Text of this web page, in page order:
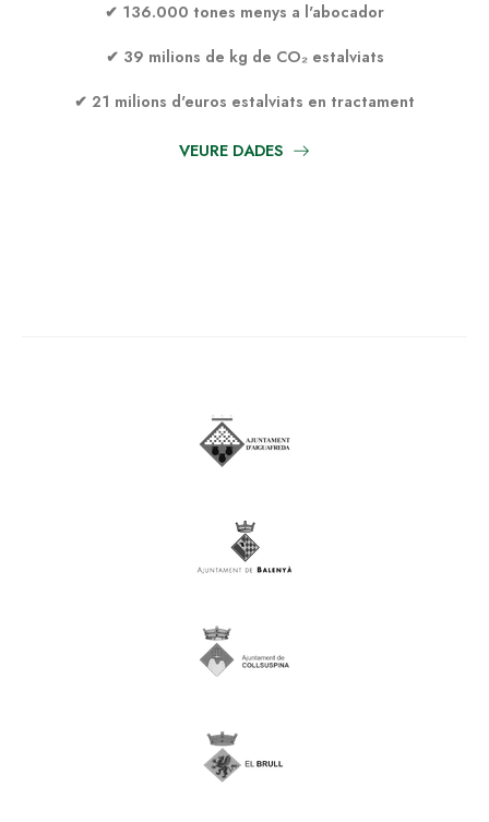
✔ 136.000 tones menys a l'abocador
✔ 39 milions de kg de CO₂ estalviats
✔ 21 milions d'euros estalviats en tractament
VEURE DADES